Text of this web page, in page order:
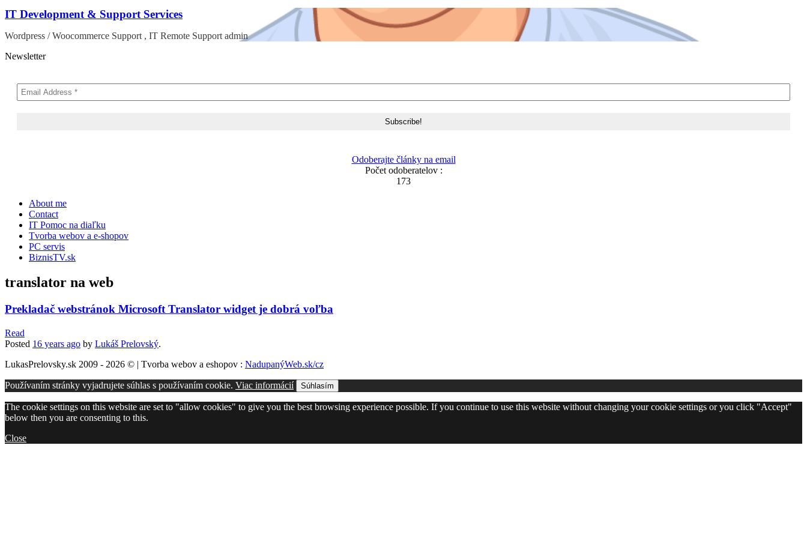
IT Development & Support Services
Wordpress / Woocommerce Support , IT Remote Support admin
Newsletter
Odoberajte články na email
Počet odoberatelov :
173
Skip
content
About me
Contact
IT Pomoc na diaľku
Tvorba webov a e-shopov
PC servis
BiznisTV.sk
translator na web
Prekladač webstránok Microsoft Translator widget je dobrá voľba
Read
Posted 16 years ago by Lukáš Prelovský.
LukasPrelovsky.sk 2009 - 2026 © | Tvorba webov a eshopov : NadupanýWeb.sk/cz
Používaním stránky vyjadrujete súhlas s používaním cookie. Viac informácií Súhlasím
The cookie settings on this website are set to "allow cookies" to give you the best browsing experience possible. If you continue to use this website without changing your cookie settings or you click "Accept"
below then you are consenting to this.
Close